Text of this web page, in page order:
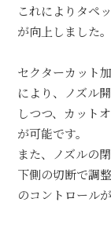
これによりタペ
が向上しました。
セクターカット
により、ノズル
しつつ、カット
が可能です。
また、ノズルの
下側の切断で調
のコントロール